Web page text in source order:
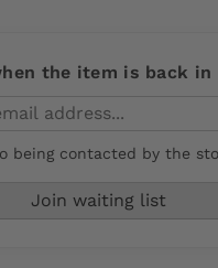
the item is back in
being contacted by the